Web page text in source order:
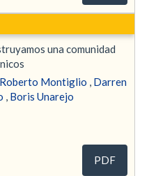
una comunidad
Roberto Montiglio
Darren
Boris Unarejo
PDF